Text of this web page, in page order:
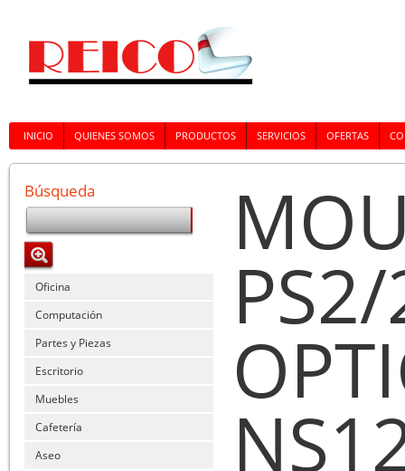
INICIO QUIENES SOMOS PRODUCTOS SERVICIOS OFERTAS
Búsqueda
Oficina
Computación
Partes y Piezas
Escritorio
Muebles
Cafetería
Aseo